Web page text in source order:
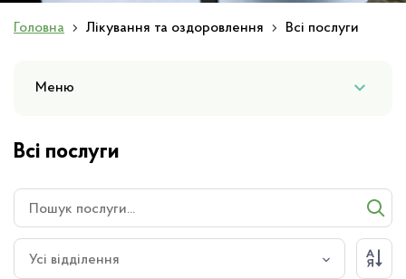
Головна
Лікування та оздоровлення Всі послуги
Меню
Всі послуги
Усі відділення